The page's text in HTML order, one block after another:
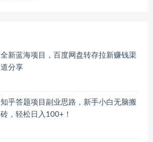
全新蓝海项目，百度网盘转存拉新赚钱渠
道分享
知乎答题项目副业思路，新手小白无脑搬
砖，轻松日入100+！